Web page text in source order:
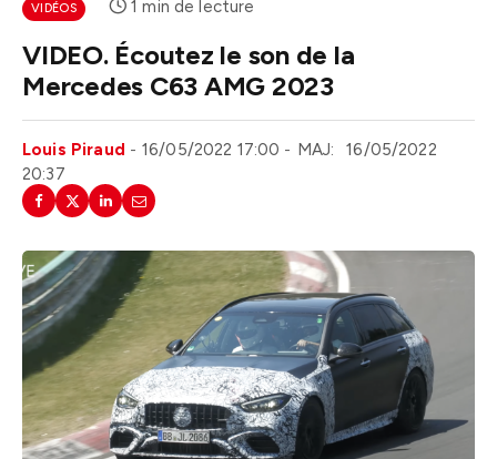
VIDÉOS 1 min de lecture
VIDEO. Écoutez le son de la
Mercedes C63 AMG 2023
Louis Piraud 16/05/2022 17:00 MAJ:
16/05/2022
20:37